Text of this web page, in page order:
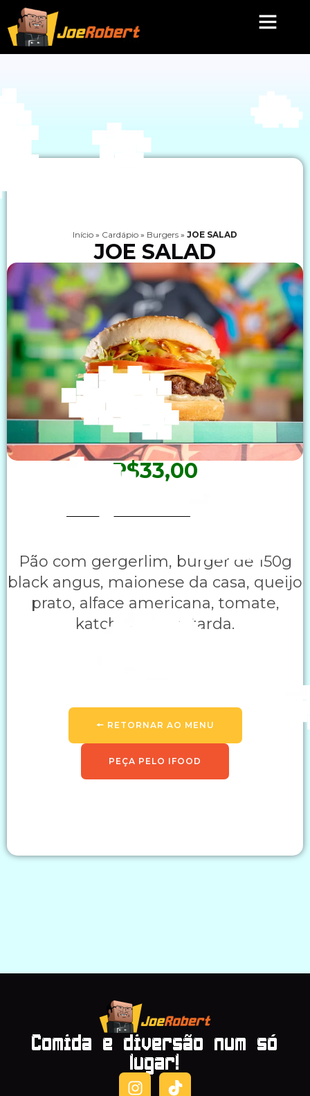
Início » Cardápio » Burgers » JOE SALAD
JOE SALAD
R$33,00
Pão com gergerlim, burger de 150g
black angus, maionese da casa, queijo
prato, alface americana, tomate,
katchup e mostarda.
🠔 RETORNAR AO MENU
PEÇA PELO IFOOD
Comida e diversão num só
lugar!